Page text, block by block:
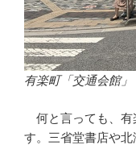
有楽町「交通会館」
何と言っても、有
す。三省堂書店や